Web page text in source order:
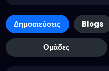
Δημοσιεύσεις Blogs
Ομάδες